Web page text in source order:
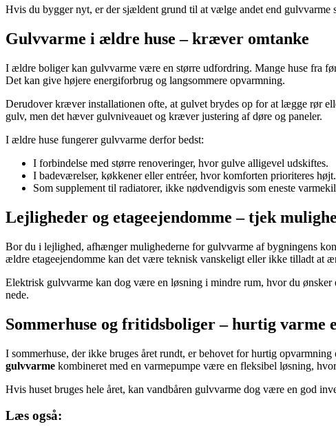
Hvis du bygger nyt, er der sjældent grund til at vælge andet end gulvvarme
Gulvvarme i ældre huse – kræver omtanke
I ældre boliger kan gulvvarme være en større udfordring. Mange huse fra
Det kan give højere energiforbrug og langsommere opvarmning.
Derudover kræver installationen ofte, at gulvet brydes op for at lægge rør
gulv, men det hæver gulvniveauet og kræver justering af døre og paneler.
I ældre huse fungerer gulvvarme derfor bedst:
I forbindelse med større renoveringer, hvor gulve alligevel udskiftes.
I badeværelser, køkkener eller entréer, hvor komforten prioriteres højt.
Som supplement til radiatorer, ikke nødvendigvis som eneste
Lejligheder og etageejendomme – tjek
Bor du i lejlighed, afhænger mulighederne for gulvvarme af bygningens
ældre etageejendomme kan det være teknisk vanskeligt eller ikke tilladt at
Elektrisk gulvvarme kan dog være en løsning i mindre rum, hvor du
nede.
Sommerhuse og fritidsboliger – hurtig varme
I sommerhuse, der ikke bruges året rundt, er behovet for hurtig
gulvvarme kombineret med en varmepumpe være en fleksibel løsning,
Hvis huset bruges hele året, kan vandbåren gulvvarme dog være en god
Læs også: